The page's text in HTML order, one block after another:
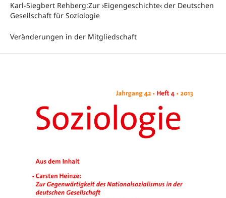
Karl-Siegbert Rehberg:Zur ›Eigengeschichte‹ der Deutschen
Gesellschaft für Soziologie
Veränderungen in der Mitgliedschaft